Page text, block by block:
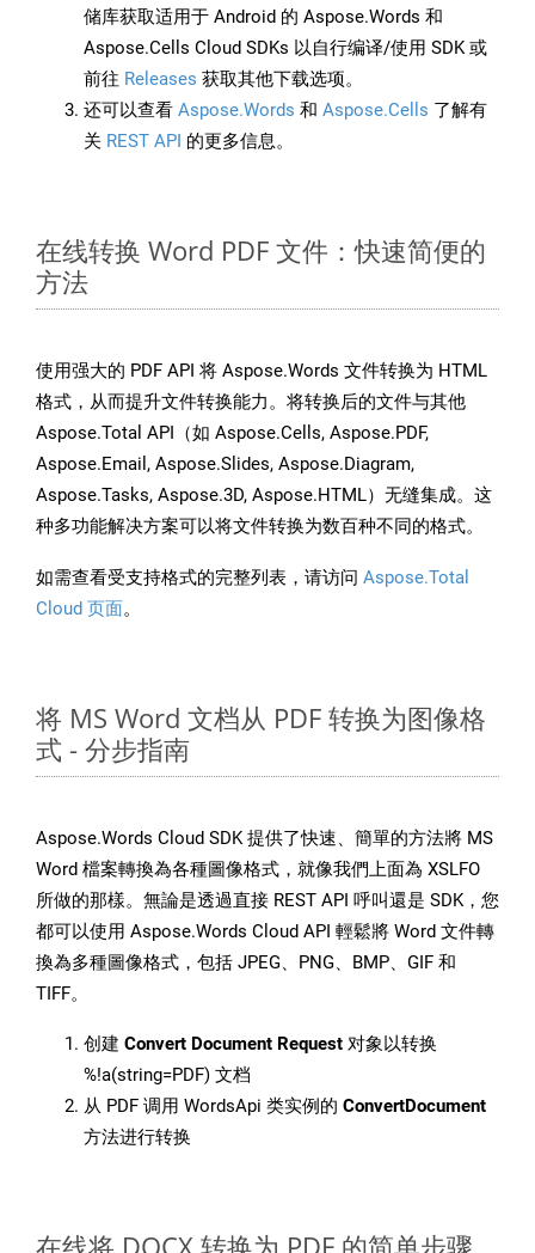
储库获取适用于 Android 的 Aspose.Words 和
Aspose.Cells Cloud SDKs 以自行编译/使用 SDK 或
前往 Releases 获取其他下载选项。
还可以查看 Aspose.Words 和 Aspose.Cells 了解有
关 REST API 的更多信息。
在线转换 Word PDF 文件：快速简便的
方法
使用强大的 PDF API 将 Aspose.Words 文件转换为 HTML
格式，从而提升文件转换能力。将转换后的文件与其他
Aspose.Total API（如 Aspose.Cells, Aspose.PDF,
Aspose.Email, Aspose.Slides, Aspose.Diagram,
Aspose.Tasks, Aspose.3D, Aspose.HTML）无缝集成。这
种多功能解决方案可以将文件转换为数百种不同的格式。
如需查看受支持格式的完整列表，请访问 Aspose.Total
Cloud 页面。
将 MS Word 文档从 PDF 转换为图像格
式 - 分步指南
Aspose.Words Cloud SDK 提供了快速、簡單的方法將 MS
Word 檔案轉換為各種圖像格式，就像我們上面為 XSLFO
所做的那樣。無論是透過直接 REST API 呼叫還是 SDK，您
都可以使用 Aspose.Words Cloud API 輕鬆將 Word 文件轉
換為多種圖像格式，包括 JPEG、PNG、BMP、GIF 和
TIFF。
创建 Convert Document Request 对象以转换
%!a(string=PDF) 文档
从 PDF 调用 WordsApi 类实例的 ConvertDocument
方法进行转换